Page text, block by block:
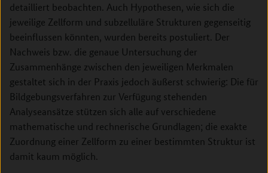
detailliert beobachten. Auch Hypothesen, wie sich die
jeweilige Zellform und subzelluläre Strukturen gegenseitig
beeinflussen könnten, wurden bereits postuliert. Der
Nachweis bzw. die genaue Untersuchung der
Zusammenhänge zwischen den jeweiligen Merkmalen
gestaltet sich in der Praxis jedoch äußerst schwierig: Die für
Bildgebungsverfahren zur Verfügung stehenden
Analyseansätze stützen sich alle auf verschiedene
mathematische und rechnerische Grundlagen; die exakte
Zuordnung einer Zellform zu einer bestimmten Struktur ist
damit kaum möglich.